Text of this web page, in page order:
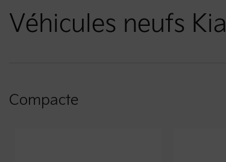
Véhicules neufs Kia
Compacte